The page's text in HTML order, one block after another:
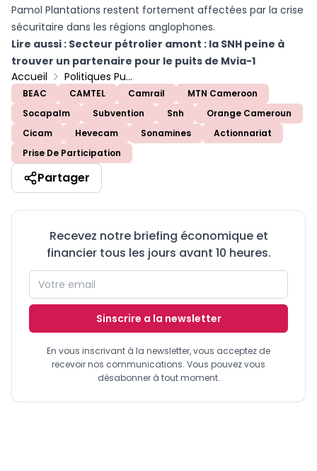
Pamol Plantations restent fortement affectées par la crise
sécuritaire dans les régions anglophones.
Lire aussi : Secteur pétrolier amont : la SNH peine à
trouver un partenaire pour le puits de Mvia-1
Accueil
Politiques Publiques
BEAC CAMTEL Camrail
MTN Cameroon
Socapalm
Subvention Snh
Orange Cameroun
Cicam
Hevecam Sonamines
Actionnariat
Prise De Participation
Partager
Recevez notre briefing économique et
financier tous les jours avant 10 heures.
Sinscrire a la newsletter
En vous inscrivant à la newsletter, vous acceptez de
recevoir nos communications. Vous pouvez vous
désabonner à tout moment.